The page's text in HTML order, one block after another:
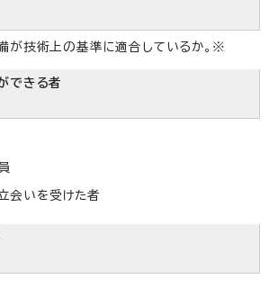
が技術上の基準に適合しているか。※
できる者
会いを受けた者